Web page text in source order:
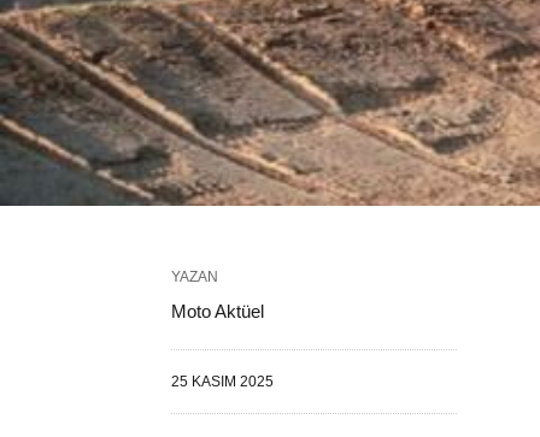
YAZAN
Moto Aktüel
25 KASIM 2025